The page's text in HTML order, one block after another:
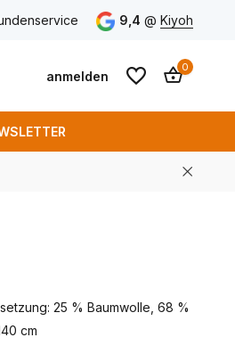
9,4 @ Kiyoh
anmelden
0
25 % Baumwolle, 68 %
cm